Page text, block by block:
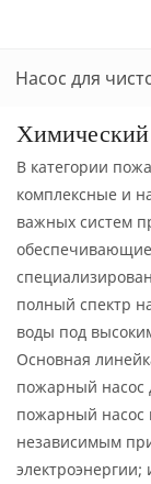
Насос для
В категории
комплексные и
важных систем
полный спектр
воды под
Основная
пожарный насос
пожарный насос
независимым